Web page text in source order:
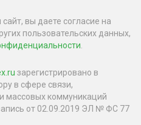
вы даете согласие на
пользовательских данных,
зарегистрировано в
в сфере связи,
массовых коммуникаций
от 02.09.2019 ЭЛ № ФС 77